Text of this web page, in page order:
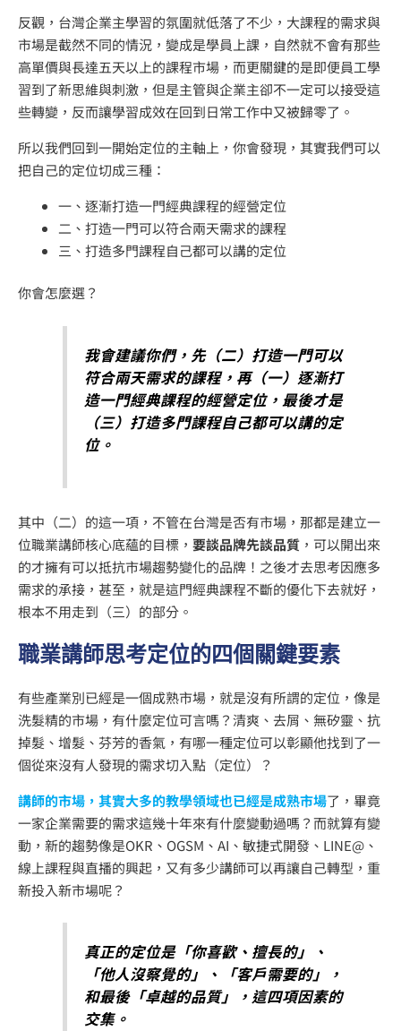
反觀，台灣企業主學習的氛圍就低落了不少，大課程的需求與
市場是截然不同的情況，變成是學員上課，自然就不會有那些
高單價與長達五天以上的課程市場，而更關鍵的是即便員工學
習到了新思維與刺激，但是主管與企業主卻不一定可以接受這
些轉變，反而讓學習成效在回到日常工作中又被歸零了。
所以我們回到一開始定位的主軸上，你會發現，其實我們可以
把自己的定位切成三種：
一、逐漸打造一門經典課程的經營定位
二、打造一門可以符合兩天需求的課程
三、打造多門課程自己都可以講的定位
你會怎麼選？
我會建議你們，先（二）打造一門可以
符合兩天需求的課程，再（一）逐漸打
造一門經典課程的經營定位，最後才是
（三）打造多門課程自己都可以講的定
位。
其中（二）的這一項，不管在台灣是否有市場，那都是建立一
位職業講師核心底蘊的目標， 要談品牌先談品質 ，可以開出來
的才擁有可以抵抗市場趨勢變化的品牌！之後才去思考因應多
需求的承接，甚至，就是這門經典課程不斷的優化下去就好，
根本不用走到（三）的部分。
職業講師思考定位的四個關鍵要素
有些產業別已經是一個成熟市場，就是沒有所謂的定位，像是
洗髮精的市場，有什麼定位可言嗎？清爽、去屑、無矽靈、抗
掉髮、增髮、芬芳的香氣，有哪一種定位可以彰顯他找到了一
個從來沒有人發現的需求切入點（定位）？
講師的市場，其實大多的教學領域也已經是成熟市場了，畢竟
一家企業需要的需求這幾十年來有什麼變動過嗎？而就算有變
動，新的趨勢像是OKR、OGSM、AI、敏捷式開發、LINE@、
線上課程與直播的興起，又有多少講師可以再讓自己轉型，重
新投入新市場呢？
真正的定位是「你喜歡、擅長的」、
「他人沒察覺的」、「客戶需要的」，
和最後「卓越的品質」，這四項因素的
交集。